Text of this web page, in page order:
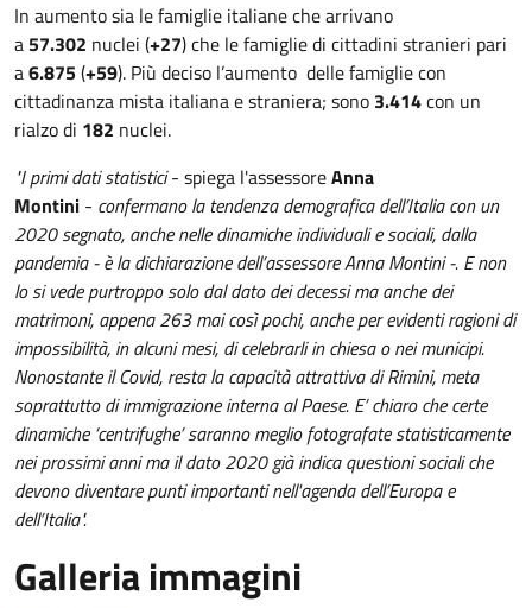
In aumento sia le famiglie italiane che arrivano
a 57.302 nuclei (+27) che le famiglie di cittadini stranieri pari
a6.875(+59). Più deciso l’aumento delle famiglie con
cittadinanza mista italiana e straniera; sono 3.414con un
rialzo di 182 nuclei.
"I primi dati statistici- spiega l'assessoreAnna
Montini - confermano la tendenza demografica dell’Italia con un
2020 segnato, anche nelle dinamiche individuali e sociali, dalla
pandemia - è la dichiarazione dell’assessore Anna Montini -. E non
lo si vede purtroppo solo dal dato dei decessi ma anche dei
matrimoni, appena 263 mai così pochi, anche per evidenti ragioni di
impossibilità, in alcuni mesi, di celebrarli in chiesa o nei municipi.
Nonostante il Covid, resta la capacità attrattiva di Rimini, meta
soprattutto di immigrazione interna al Paese. E’ chiaro che certe
dinamiche ‘centrifughe’ saranno meglio fotografate statisticamente
nei prossimi anni ma il dato 2020 già indica questioni sociali che
devono diventare punti importanti nell'agenda dell’Europa e
dell’Italia".
Galleria immagini